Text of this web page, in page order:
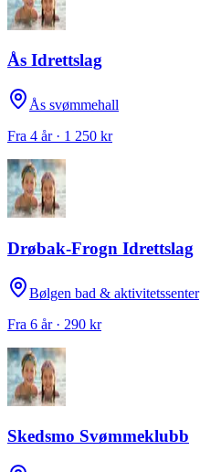
Ås Idrettslag
Ås svømmehall
Fra 4 år · 1 250 kr
Drøbak-Frogn Idrettslag
Bølgen bad & aktivitetssenter
Fra 6 år · 290 kr
Skedsmo Svømmeklubb